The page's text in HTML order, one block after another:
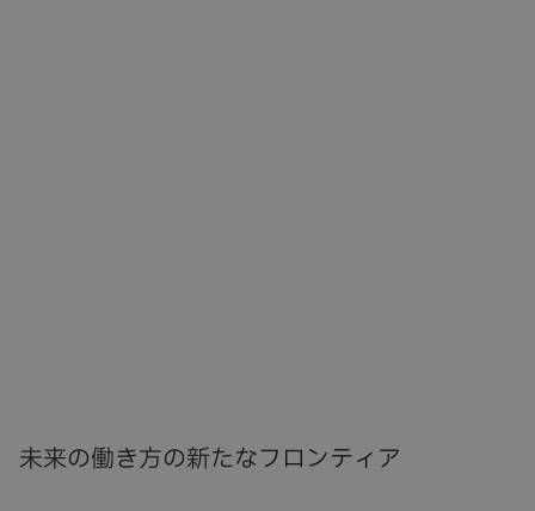
未来の働き方の新たなフロンティア